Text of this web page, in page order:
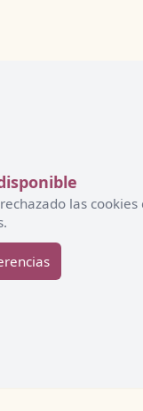
las cookies